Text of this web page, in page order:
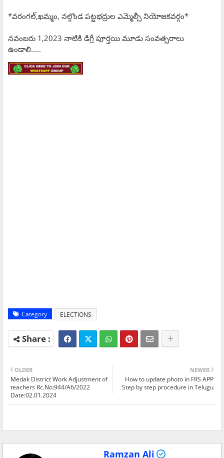
*వరంగల్,ఖమ్మం, నల్గొండ పట్టభద్రుల ఎమ్మెల్సీ నియోజకవర్గం*
నవంబరు 1,2023 నాటికి డిగ్రీ పూర్తయి మూడు సంవత్సరాలు
ఉండాలి.....
Category ELECTIONS
NEWER
How to update photo in FRS APP
Step by step procedure in Telugu
OLDER
Medak District Work Adjustment of
teachers Rc.No:944/A6/2022
Date:02.01.2024
Ramzan Ali